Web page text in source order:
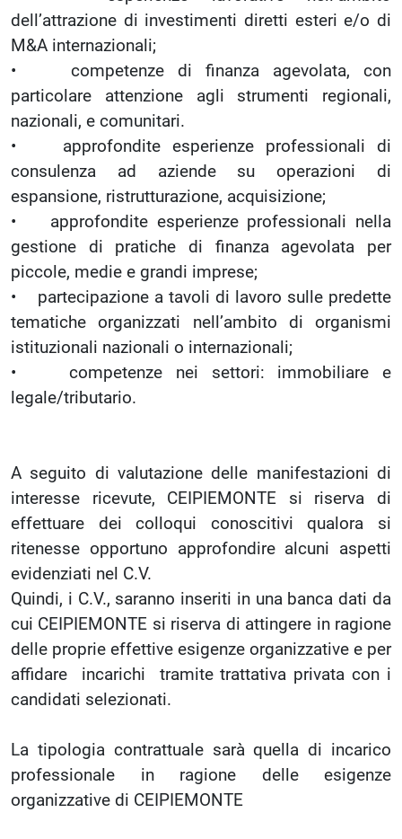
dell’attrazione di investimenti diretti esteri e/o di
M&A internazionali;
• competenze di finanza agevolata, con
particolare attenzione agli strumenti regionali,
nazionali, e comunitari.
• approfondite esperienze professionali di
consulenza ad aziende su operazioni di
espansione, ristrutturazione, acquisizione;
• approfondite esperienze professionali nella
gestione di pratiche di finanza agevolata per
piccole, medie e grandi imprese;
• partecipazione a tavoli di lavoro sulle predette
tematiche organizzati nell’ambito di organismi
istituzionali nazionali o internazionali;
• competenze nei settori: immobiliare e
legale/tributario.
A seguito di valutazione delle manifestazioni di
interesse ricevute, CEIPIEMONTE si riserva di
effettuare dei colloqui conoscitivi qualora si
ritenesse opportuno approfondire alcuni aspetti
evidenziati nel C.V.
Quindi, i C.V., saranno inseriti in una banca dati da
cui CEIPIEMONTE si riserva di attingere in ragione
delle proprie effettive esigenze organizzative e per
affidare incarichi tramite trattativa privata con i
candidati selezionati.
La tipologia contrattuale sarà quella di incarico
professionale in ragione delle esigenze
organizzative di CEIPIEMONTE